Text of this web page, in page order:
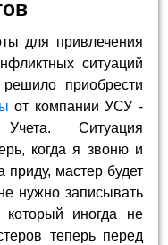
для привлечения
ситуаций
приобрести
от компании УСУ -
Ситуация
когда я звоню и
приду, мастер будет
нужно записывать
который иногда не
теперь перед